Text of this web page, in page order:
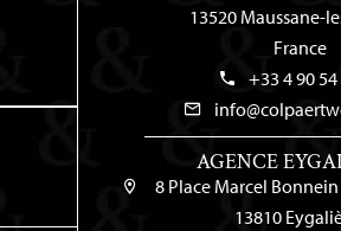
13520 Maussane-
France
+33 4 90
AGENCE
8 Place Marcel
13810